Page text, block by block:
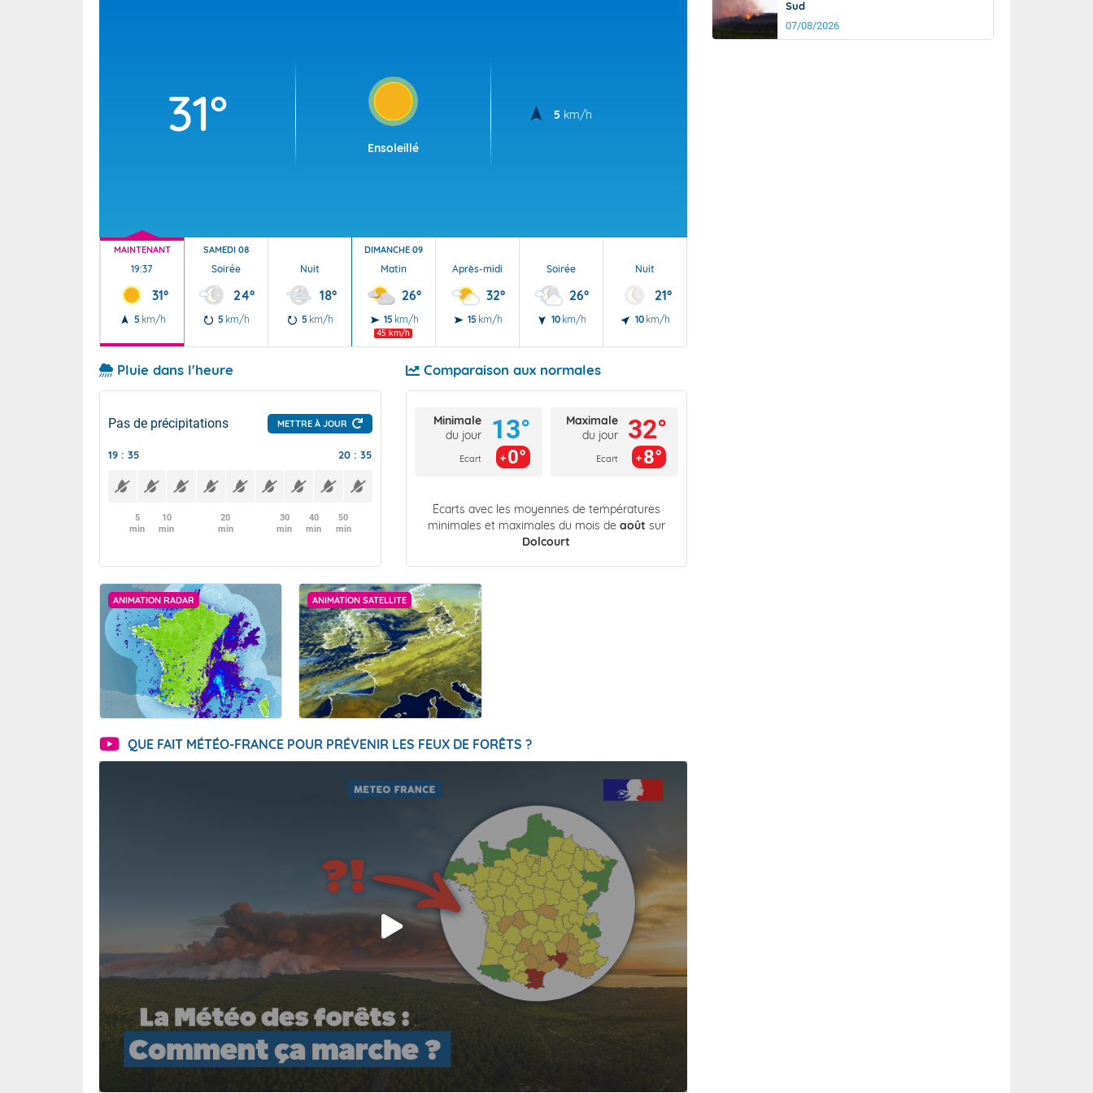
31°
Ensoleillé
5 km/h
MAINTENANT
19:37
31°
5 km/h
SAMEDI 08
Soirée
24°
5 km/h
Nuit
18°
5 km/h
DIMANCHE 09
Matin
26°
15 km/h
45 km/h
Après-midi
32°
15 km/h
Soirée
26°
10 km/h
Nuit
21°
10 km/h
Pluie dans l'heure
Pas de précipitations METTRE À JOUR
19 : 35 20 : 35
5
min
10
min
20
min
30
min
40
min
50
min
Comparaison aux normales
Minimale
du jour
Ecart
13°
0°
Maximale
du jour
Ecart
32°
8°
Écarts avec les moyennes de températures
minimales et maximales du mois de août sur
Dolcourt
ANIMATION RADAR ANIMATION SATELLITE
QUE FAIT MÉTÉO-FRANCE POUR PRÉVENIR LES FEUX DE FORÊTS ?
Sud
07/08/2026